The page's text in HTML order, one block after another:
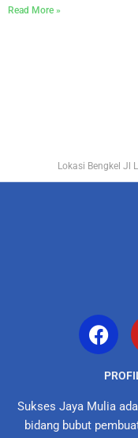
Read More »
Lokasi Bengkel Jl
Sukses Jaya Mulia
bidang bubut